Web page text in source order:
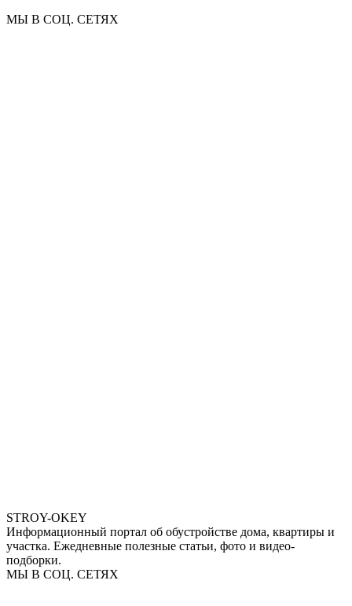
МЫ В СОЦ. СЕТЯХ
STROY-OKEY
Информационный портал об обустройстве дома, квартиры и
участка. Ежедневные полезные статьи, фото и видео-
подборки.
МЫ В СОЦ. СЕТЯХ